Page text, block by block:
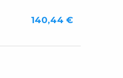
140,44 €